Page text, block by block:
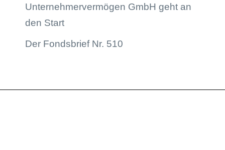
Unternehmervermögen GmbH geht an
den Start
Der Fondsbrief Nr. 510